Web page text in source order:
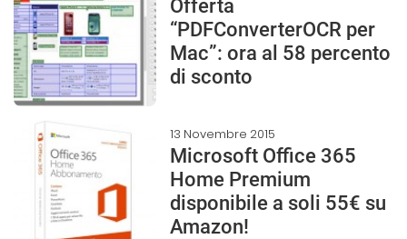
Offerta
“PDFConverterOCR per
Mac”: ora al 58 percento
di sconto
13 Novembre 2015
Microsoft Office 365
Home Premium
disponibile a soli 55€ su
Amazon!